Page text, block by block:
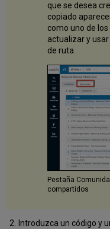
que se desea
copiado
como uno de
actualizar y
de ruta.
Pestaña
compartidos
Introduzca un código y